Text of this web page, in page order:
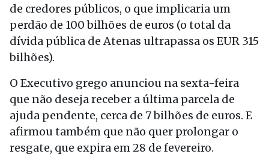
de credores públicos, o que implicaria um
perdão de 100 bilhões de euros (o total da
dívida pública de Atenas ultrapassa os EUR 315
bilhões).
O Executivo grego anunciou na sexta-feira
que não deseja receber a última parcela de
ajuda pendente, cerca de 7 bilhões de euros. E
afirmou também que não quer prolongar o
resgate, que expira em 28 de fevereiro.